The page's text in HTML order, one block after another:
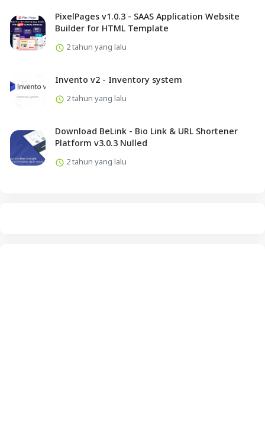
PixelPages v1.0.3 - SAAS Application Website
Builder for HTML Template
2 tahun yang lalu
Invento v2 - Inventory system
2 tahun yang lalu
Download BeLink - Bio Link & URL Shortener
Platform v3.0.3 Nulled
2 tahun yang lalu